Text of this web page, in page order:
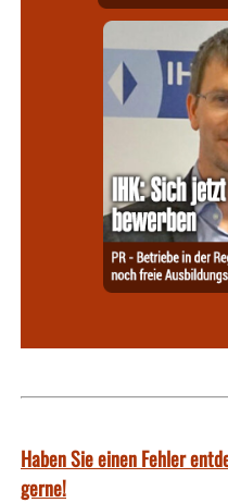
Haben Sie einen Fehler
gerne!